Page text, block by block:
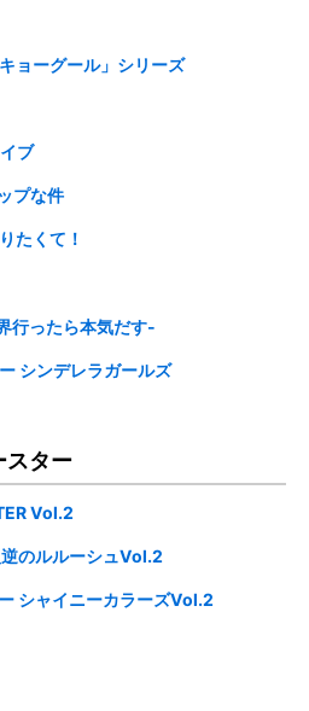
ョーグール」シリーズ
ブ
プな件
たくて！
行ったら本気だす-
シンデレラガールズ
ター
Vol.2
のルルーシュVol.2
シャイニーカラーズVol.2